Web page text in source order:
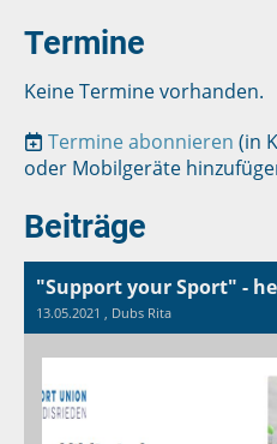
Termine
Keine Termine vorhanden.
Termine abonnieren (in
oder Mobilgeräte
Beiträge
"Support your Sport" -
13.05.2021 , Dubs Rita